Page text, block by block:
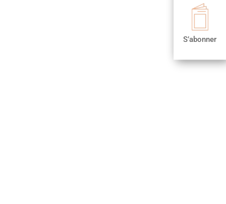
S’abonner

S’abonner